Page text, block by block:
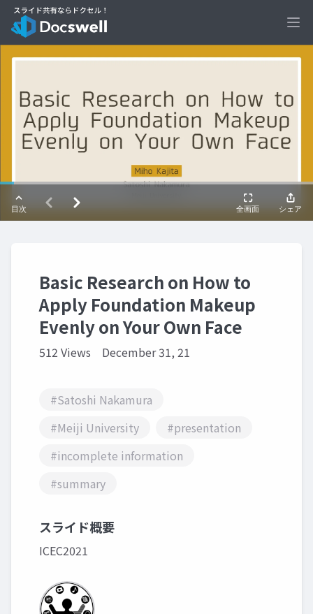
Basic Research on How to
Apply Foundation Makeup
Evenly on Your Own Face
512 Views December 31, 21
#Satoshi Nakamura
#Meiji University
#presentation
#incomplete information
#summary
スライド概要
ICEC2021